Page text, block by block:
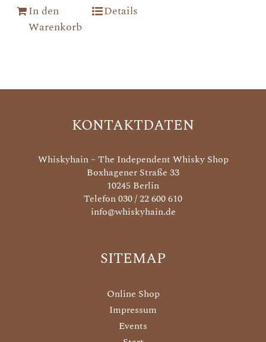
In den
Warenkorb
Details
KONTAKTDATEN
Whiskyhain – The Independent Whisky Shop
Boxhagener Straße 33
10245 Berlin
Telefon 030 / 22 600 610
info@whiskyhain.de
SITEMAP
Online Shop
Impressum
Events